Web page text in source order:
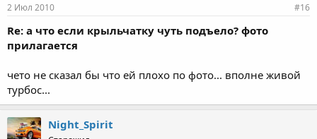
2 Июл 2010 #16
Re: а что если крыльчатку чуть подъело? фото
прилагается
чето не сказал бы что ей плохо по фото... вполне живой
турбос...
Night_Spirit